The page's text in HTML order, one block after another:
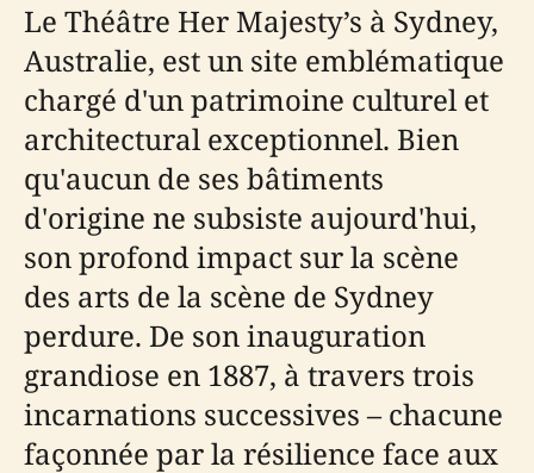
Le Théâtre Her Majesty’s à Sydney,
Australie, est un site emblématique
chargé d'un patrimoine culturel et
architectural exceptionnel. Bien
qu'aucun de ses bâtiments
d'origine ne subsiste aujourd'hui,
son profond impact sur la scène
des arts de la scène de Sydney
perdure. De son inauguration
grandiose en 1887, à travers trois
incarnations successives – chacune
façonnée par la résilience face aux